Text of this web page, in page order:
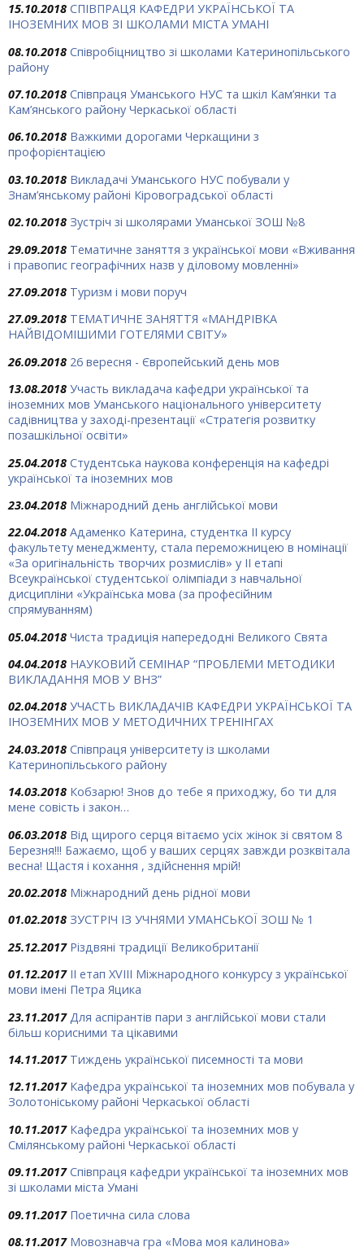
15.10.2018 СПІВПРАЦЯ КАФЕДРИ УКРАЇНСЬКОЇ ТА
ІНОЗЕМНИХ МОВ ЗІ ШКОЛАМИ МІСТА УМАНІ
08.10.2018 Співробіцництво зі школами Катеринопільського
району
07.10.2018 Співпраця Уманського НУС та шкіл Кам’янки та
Кам’янського району Черкаської області
06.10.2018 Важкими дорогами Черкащини з
профорієнтацією
03.10.2018 Викладачі Уманського НУС побували у
Знам’янському районі Кіровоградської області
02.10.2018 Зустріч зі школярами Уманської ЗОШ №8
29.09.2018 Тематичне заняття з української мови «Вживання
і правопис географічних назв у діловому мовленні»
27.09.2018 Туризм і мови поруч
27.09.2018 ТЕМАТИЧНЕ ЗАНЯТТЯ «МАНДРІВКА
НАЙВІДОМІШИМИ ГОТЕЛЯМИ СВІТУ»
26.09.2018 26 вересня - Європейський день мов
13.08.2018 Участь викладача кафедри української та
іноземних мов Уманського національного університету
садівництва у заході-презентації «Стратегія розвитку
позашкільної освіти»
25.04.2018 Студентська наукова конференція на кафедрі
української та іноземних мов
23.04.2018 Міжнародний день англійської мови
22.04.2018 Адаменко Катерина, студентка ІІ курсу
факультету менеджменту, стала переможницею в номінації
«За оригінальність творчих розмислів» у ІІ етапі
Всеукраїнської студентської олімпіади з навчальної
дисципліни «Українська мова (за професійним
спрямуванням)
05.04.2018 Чиста традиція напередодні Великого Свята
04.04.2018 НАУКОВИЙ СЕМІНАР “ПРОБЛЕМИ МЕТОДИКИ
ВИКЛАДАННЯ МОВ У ВНЗ”
02.04.2018 УЧАСТЬ ВИКЛАДАЧІВ КАФЕДРИ УКРАЇНСЬКОЇ ТА
ІНОЗЕМНИХ МОВ У МЕТОДИЧНИХ ТРЕНІНГАХ
24.03.2018 Співпраця університету із школами
Катеринопільського району
14.03.2018 Кобзарю! Знов до тебе я приходжу, бо ти для
мене совість і закон…
06.03.2018 Від щирого серця вітаємо усіх жінок зі святом 8
Березня!!! Бажаємо, щоб у ваших серцях завжди розквітала
весна! Щастя і кохання , здійснення мрій!
20.02.2018 Міжнародний день рідної мови
01.02.2018 ЗУСТРІЧ ІЗ УЧНЯМИ УМАНСЬКОЇ ЗОШ № 1
25.12.2017 Різдвяні традиції Великобританії
01.12.2017 ІІ етап XVIII Міжнародного конкурсу з української
мови імені Петра Яцика
23.11.2017 Для аспірантів пари з англійської мови стали
більш корисними та цікавими
14.11.2017 Тиждень української писемності та мови
12.11.2017 Кафедра української та іноземних мов побувала у
Золотоніському районі Черкаської області
10.11.2017 Кафедра української та іноземних мов у
Смілянському районі Черкаської області
09.11.2017 Співпраця кафедри української та іноземних мов
зі школами міста Умані
09.11.2017 Поетична сила слова
08.11.2017 Мовознавча гра «Мова моя калинова»